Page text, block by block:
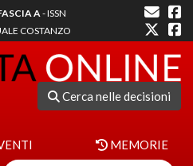
A- ISSN
COSTANZO
Cerca nelle decisioni
MEMORIE